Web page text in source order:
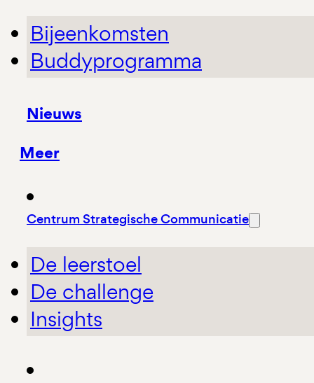
Bijeenkomsten
Buddyprogramma
Nieuws
Meer
Centrum Strategische Communicatie
De leerstoel
De challenge
Insights